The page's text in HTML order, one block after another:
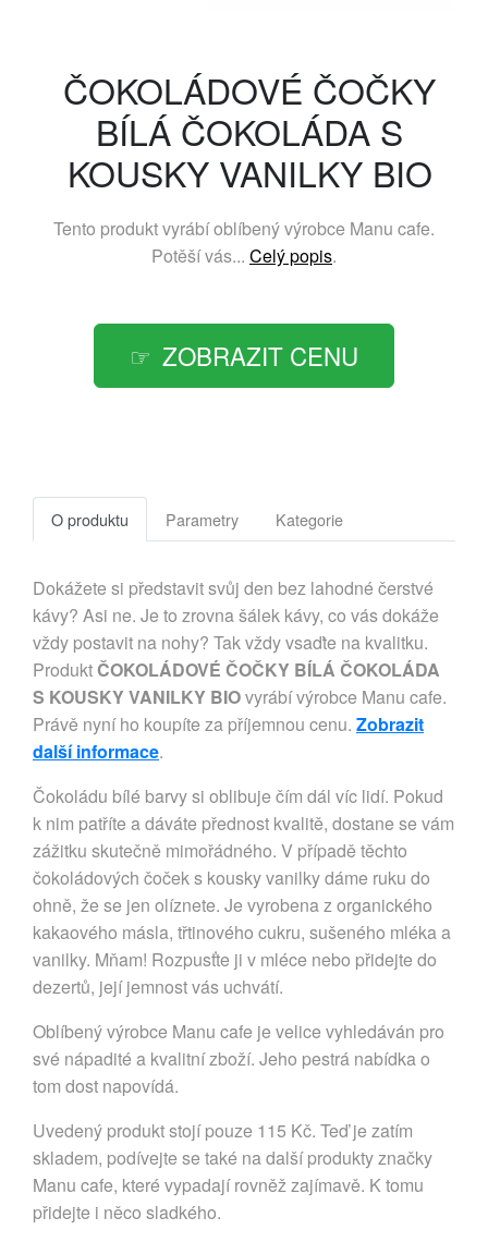
ČOKOLÁDOVÉ ČOČKY
BÍLÁ ČOKOLÁDA S
KOUSKY VANILKY BIO
Tento produkt vyrábí oblíbený výrobce Manu cafe.
Potěší vás... Celý popis.
ZOBRAZIT CENU
O produktu Parametry Kategorie
Dokážete si představit svůj den bez lahodné čerstvé
kávy? Asi ne. Je to zrovna šálek kávy, co vás dokáže
vždy postavit na nohy? Tak vždy vsaďte na kvalitku.
ProduktČOKOLÁDOVÉ ČOČKY BÍLÁ ČOKOLÁDA
S KOUSKY VANILKY BIOvyrábí výrobce Manu cafe.
Právě nyní ho koupíte za příjemnou cenu. Zobrazit
další informace.
Čokoládu bílé barvy si oblibuje čím dál víc lidí. Pokud
k nim patříte a dáváte přednost kvalitě, dostane se vám
zážitku skutečně mimořádného. V případě těchto
čokoládových čoček s kousky vanilky dáme ruku do
ohně, že se jen olíznete. Je vyrobena z organického
kakaového másla, třtinového cukru, sušeného mléka a
vanilky. Mňam! Rozpusťte ji v mléce nebo přidejte do
dezertů, její jemnost vás uchvátí.
Oblíbený výrobce Manu cafe je velice vyhledáván pro
své nápadité a kvalitní zboží. Jeho pestrá nabídka o
tom dost napovídá.
Uvedený produkt stojí pouze 115 Kč. Teď je zatím
skladem, podívejte se také na další produkty značky
Manu cafe, které vypadají rovněž zajímavě. K tomu
přidejte i něco sladkého.